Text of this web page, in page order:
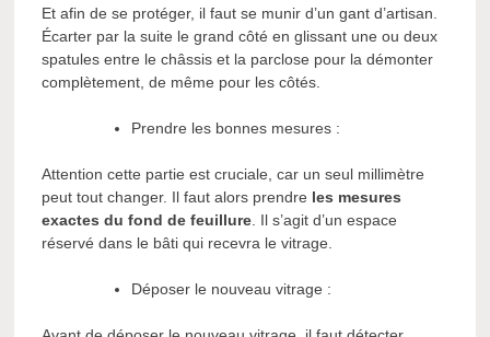
Et afin de se protéger, il faut se munir d’un gant d’artisan.
Écarter par la suite le grand côté en glissant une ou deux
spatules entre le châssis et la parclose pour la démonter
complètement, de même pour les côtés.
Prendre les bonnes mesures :
Attention cette partie est cruciale, car un seul millimètre
peut tout changer. Il faut alors prendre les mesures
exactes du fond de feuillure . Il s’agit d’un espace
réservé dans le bâti qui recevra le vitrage.
Déposer le nouveau vitrage :